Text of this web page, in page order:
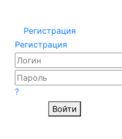
Регистрация
Регистрация
?
Войти